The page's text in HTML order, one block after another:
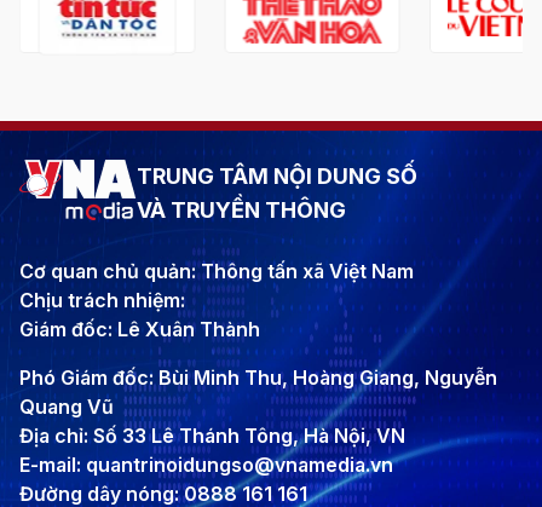
TRUNG TÂM NỘI DUNG SỐ
VÀ TRUYỀN THÔNG
Cơ quan chủ quản: Thông tấn xã Việt Nam
Chịu trách nhiệm:
Giám đốc: Lê Xuân Thành
Phó Giám đốc: Bùi Minh Thu, Hoàng Giang, Nguyễn
Quang Vũ
Địa chỉ: Số 33 Lê Thánh Tông, Hà Nội, VN
E-mail: quantrinoidungso@vnamedia.vn
Đường dây nóng: 0888 161 161